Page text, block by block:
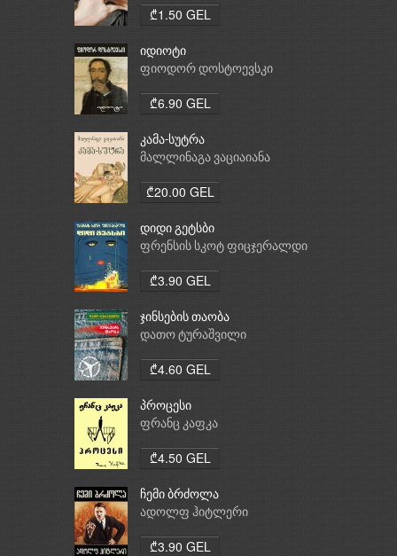
₾1.50 GEL
იდიოტი
ფიოდორ დოსტოევსკი
₾6.90 GEL
კამა-სუტრა
მალლინაგა ვაციაიანა
₾20.00 GEL
დიდი გეტსბი
ფრენსის სკოტ ფიცჯერალდი
₾3.90 GEL
ჯინსების თაობა
დათო ტურაშვილი
₾4.60 GEL
პროცესი
ფრანც კაფკა
₾4.50 GEL
ჩემი ბრძოლა
ადოლფ ჰიტლერი
₾3.90 GEL